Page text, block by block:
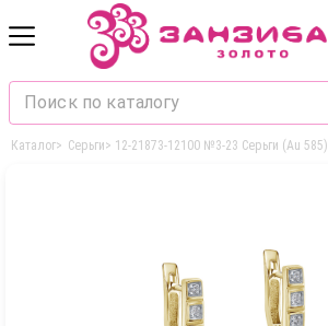
Каталог> Серьги> 12-21873-12100 №3-23 Серьги (Au 585)